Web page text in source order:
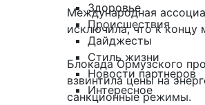
Здоровье
Происшествия
Дайджесты
Стиль жизни
Новости партнеров
Интересное
Международная
исключила, что к концу
Блокада Ормузского
взвинтила цены на
санкционные режимы.